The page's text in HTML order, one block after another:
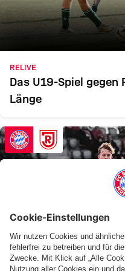
U19
REG
Zum Spielbericht
RELIVE
Das U19-Spiel gegen
Länge